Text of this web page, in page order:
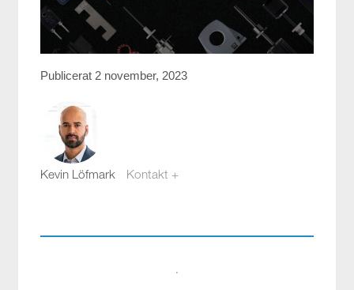
Publicerat 2 november, 2023
Kevin Löfmark Kontakt +
·